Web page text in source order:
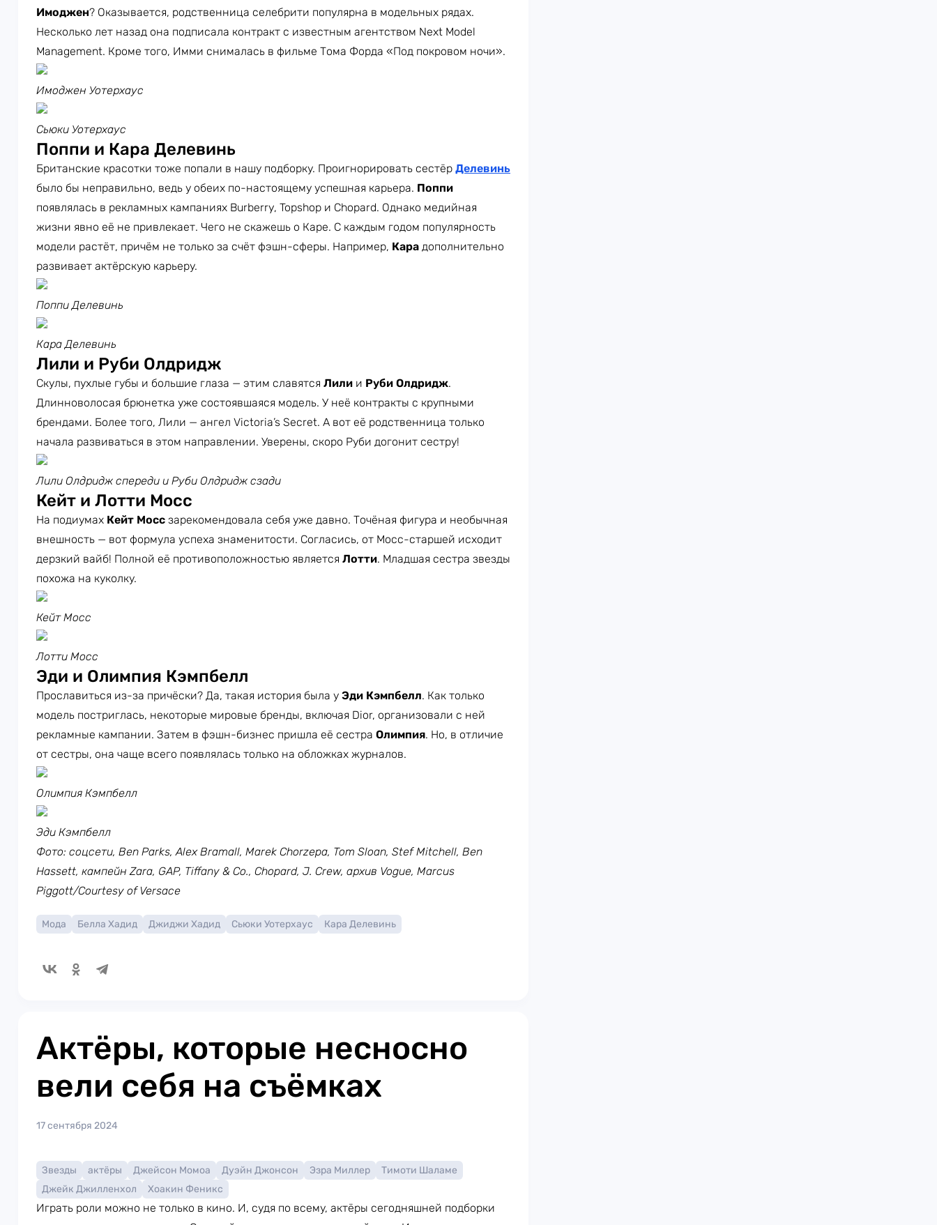
Имоджен? Оказывается, родственница селебрити популярна в модельных рядах.
Несколько лет назад она подписала контракт с известным агентством Next Model
Management. Кроме того, Имми снималась в фильме Тома Форда «Под покровом ночи».
Имоджен Уотерхаус
Сьюки Уотерхаус
Поппи и Кара Делевинь
Британские красотки тоже попали в нашу подборку. Проигнорировать сестёр Делевинь
было бы неправильно, ведь у обеих по-настоящему успешная карьера. Поппи
появлялась в рекламных кампаниях Burberry, Topshop и Chopard. Однако медийная
жизни явно её не привлекает. Чего не скажешь о Каре. С каждым годом популярность
модели растёт, причём не только за счёт фэшн-сферы. Например, Кара дополнительно
развивает актёрскую карьеру.
Поппи Делевинь
Кара Делевинь
Лили и Руби Олдридж
Скулы, пухлые губы и большие глаза — этим славятся Лили и Руби Олдридж.
Длинноволосая брюнетка уже состоявшаяся модель. У неё контракты с крупными
брендами. Более того, Лили — ангел Victoria’s Secret. А вот её родственница только
начала развиваться в этом направлении. Уверены, скоро Руби догонит сестру!
Лили Олдридж спереди и Руби Олдридж сзади
Кейт и Лотти Мосс
На подиумах Кейт Мосс зарекомендовала себя уже давно. Точёная фигура и необычная
внешность — вот формула успеха знаменитости. Согласись, от Мосс-старшей исходит
дерзкий вайб! Полной её противоположностью является Лотти. Младшая сестра звезды
похожа на куколку.
Кейт Мосс
Лотти Мосс
Эди и Олимпия Кэмпбелл
Прославиться из-за причёски? Да, такая история была у Эди Кэмпбелл. Как только
модель постриглась, некоторые мировые бренды, включая Dior, организовали с ней
рекламные кампании. Затем в фэшн-бизнес пришла её сестра Олимпия. Но, в отличие
от сестры, она чаще всего появлялась только на обложках журналов.
Олимпия Кэмпбелл
Эди Кэмпбелл
Фото: соцсети, Ben Parks, Alex Bramall, Marek Chorzepa, Tom Sloan, Stef Mitchell, Ben
Hassett, кампейн Zara, GAP, Tiffany & Co., Chopard, J. Crew, архив Vogue, Marcus
Piggott/Courtesy of Versace
Мода Белла Хадид Джиджи Хадид Сьюки Уотерхаус Кара Делевинь
Актёры, которые несносно
вели себя на съёмках
17 сентября 2024
Звезды актёры Джейсон Момоа Дуэйн Джонсон Эзра Миллер
Тимоти Шаламе
Джейк Джилленхол
Хоакин Феникс
Играть роли можно не только в кино. И, судя по всему, актёры сегодняшней подборки